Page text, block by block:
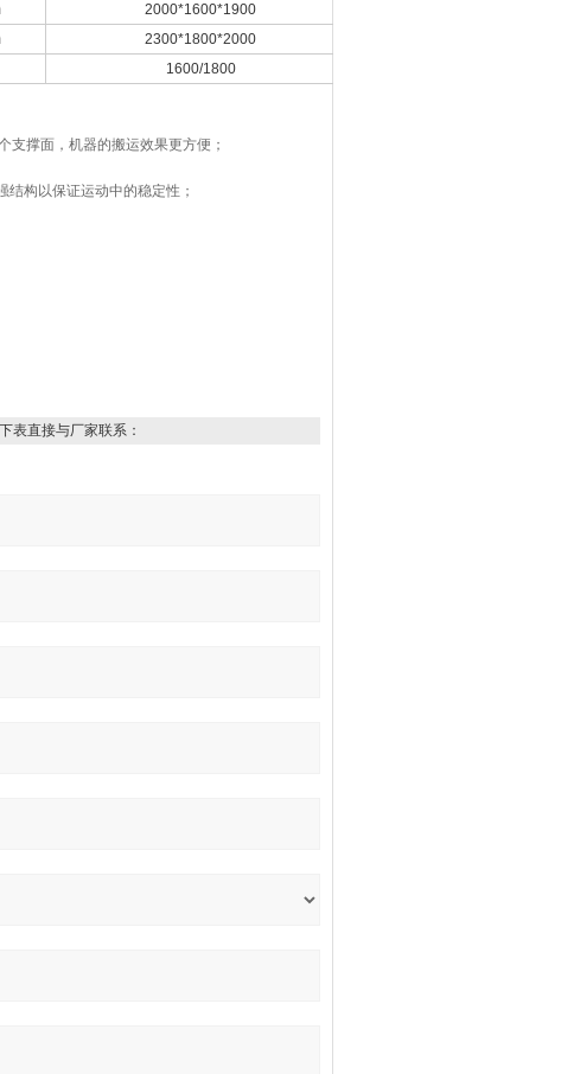
2000*1600*1900
2300*1800*2000
1600/1800
撑面，机器的搬运效果更方便；
构以保证运动中的稳定性；
表直接与厂家联系：